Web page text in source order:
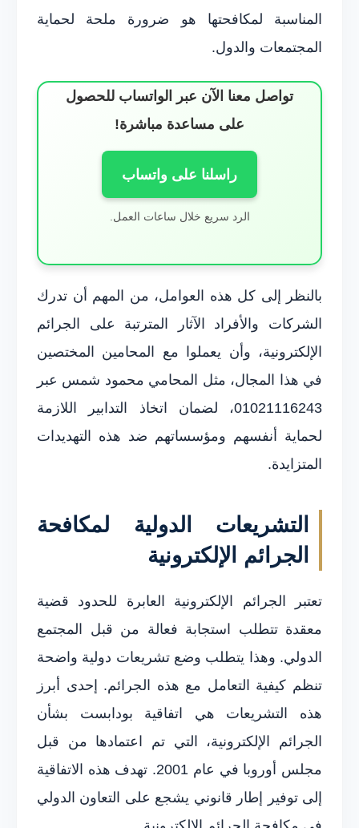
المناسبة لمكافحتها هو ضرورة ملحة لحماية
المجتمعات والدول.
تواصل معنا الآن عبر الواتساب للحصول
على مساعدة مباشرة!
راسلنا على واتساب
الرد سريع خلال ساعات العمل.
بالنظر إلى كل هذه العوامل، من المهم أن تدرك
الشركات والأفراد الآثار المترتبة على الجرائم
الإلكترونية، وأن يعملوا مع المحامين المختصين
في هذا المجال، مثل المحامي محمود شمس عبر
01021116243، لضمان اتخاذ التدابير اللازمة
لحماية أنفسهم ومؤسساتهم ضد هذه التهديدات
المتزايدة.
التشريعات الدولية لمكافحة
الجرائم الإلكترونية
تعتبر الجرائم الإلكترونية العابرة للحدود قضية
معقدة تتطلب استجابة فعالة من قبل المجتمع
الدولي. وهذا يتطلب وضع تشريعات دولية واضحة
تنظم كيفية التعامل مع هذه الجرائم. إحدى أبرز
هذه التشريعات هي اتفاقية بودابست بشأن
الجرائم الإلكترونية، التي تم اعتمادها من قبل
مجلس أوروبا في عام 2001. تهدف هذه الاتفاقية
إلى توفير إطار قانوني يشجع على التعاون الدولي